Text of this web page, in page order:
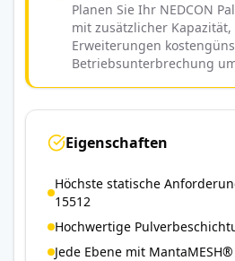
Planen Sie Ihr NEDCON
mit zusätzlicher
Erweiterungen
Betriebsunterbrechung
Eigenschaften
Höchste statische
15512
Hochwertige
Jede Ebene mit